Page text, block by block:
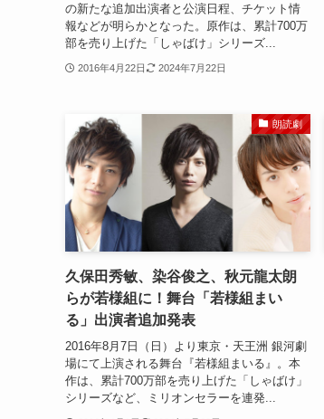
の新たな追加出演者と公演日程、チケット情
報などが明らかとなった。原作は、累計700万
部を売り上げた「しゃばけ」シリーズ...
2016年4月22日 2024年7月22日
朗読劇
久保田秀敏、染谷俊之、秋元龍太朗
らが若様組に！舞台「若様組まい
る」出演者追加発表
2016年8月7日（日）より東京・天王洲 銀河劇
場にて上演される舞台『若様組まいる』。本
作は、累計700万部を売り上げた「しゃばけ」
シリーズなど、ミリオンセラーを連発...